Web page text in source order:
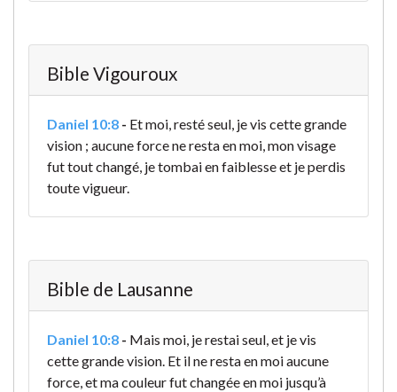
Bible Vigouroux
Daniel 10:8 - Et moi, resté seul, je vis cette grande
vision ; aucune force ne resta en moi, mon visage
fut tout changé, je tombai en faiblesse et je perdis
toute vigueur.
Bible de Lausanne
Daniel 10:8 - Mais moi, je restai seul, et je vis
cette grande vision. Et il ne resta en moi aucune
force, et ma couleurfut changée en moi jusqu’à